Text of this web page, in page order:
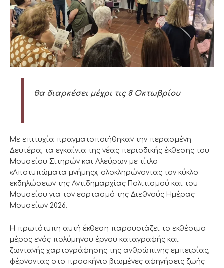
θα διαρκέσει μέχρι τις 8 Οκτωβρίου
Με επιτυχία πραγματοποιήθηκαν την περασμένη
Δευτέρα, τα εγκαίνια της νέας περιοδικής έκθεσης του
Μουσείου Σιτηρών και Αλεύρων με τίτλο
«Αποτυπώματα μνήμης», ολοκληρώνοντας τον κύκλο
εκδηλώσεων της Αντιδημαρχίας Πολιτισμού και του
Μουσείου για τον εορτασμό της Διεθνούς Ημέρας
Μουσείων 2026.
Η πρωτότυπη αυτή έκθεση παρουσιάζει το εκθέσιμο
μέρος ενός πολύμηνου έργου καταγραφής και
ζωντανής χαρτογράφησης της ανθρώπινης εμπειρίας,
φέρνοντας στο προσκήνιο βιωμένες αφηγήσεις ζωής